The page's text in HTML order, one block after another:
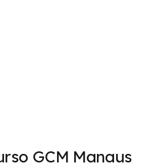
GCM Manaus